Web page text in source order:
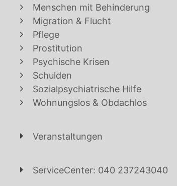
Menschen mit Behinderung
Migration & Flucht
Pflege
Prostitution
Psychische Krisen
Schulden
Sozialpsychiatrische Hilfe
Wohnungslos & Obdachlos
Veranstaltungen
ServiceCenter: 040 237243040